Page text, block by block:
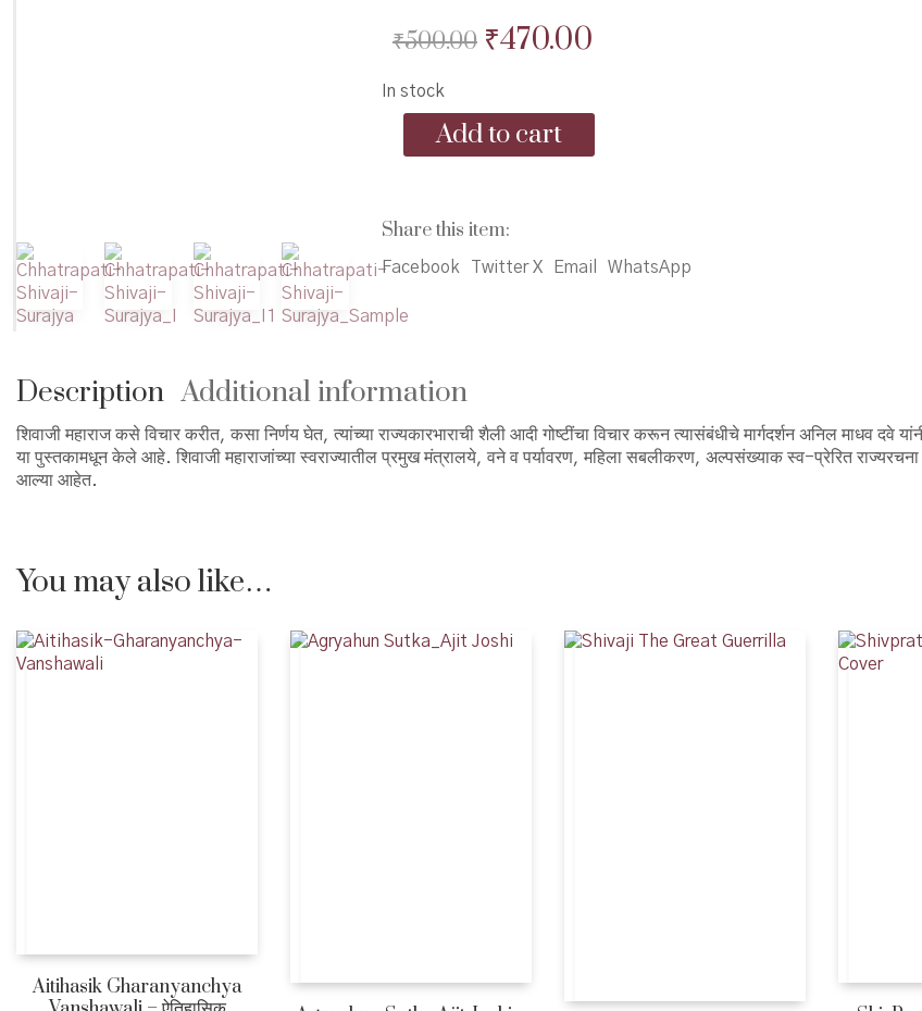
₹500.00 Original
was:
₹500.00.
₹470.00Current
is:
In stock
Chhatrapati
शिवाजी
सुराज्य
Add to cart
Share this item:
Facebook Twitter X Email WhatsApp
Description Additional information
शिवाजी महाराज कसे विचार करीत, कसा निर्णय घेत, त्यांच्या राज्यकारभाराची शैली आदी गोष्टींचा विचार करून त्यासंबंधीचे मार्गदर्शन अनिल माधव दवे
या पुस्तकामधून केले आहे. शिवाजी महाराजांच्या स्वराज्यातील प्रमुख मंत्रालये, वने व पर्यावरण, महिला सबलीकरण, अल्पसंख्याक स्व-प्रेरित राज्यरचना
आल्या आहेत.
You may also like…
Aitihasik Gharanyanchya